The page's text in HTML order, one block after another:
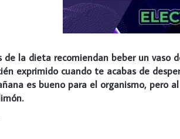
de la dieta recomiendan beber un vaso
exprimido cuando te acabas de
es bueno para el organismo, pero